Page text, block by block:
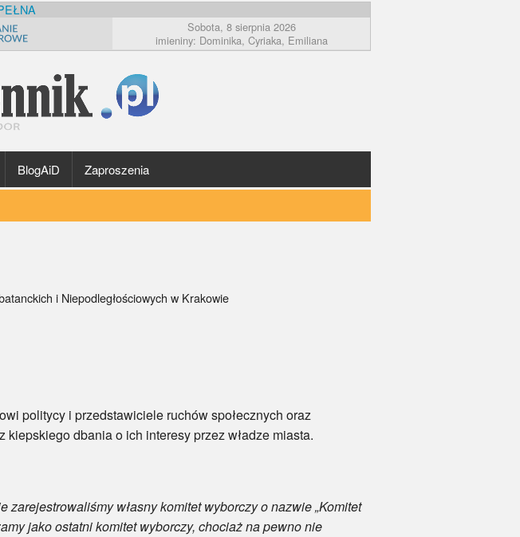
Sobota, 8 sierpnia 2026
imieniny: Dominika, Cyriaka, Emiliana
BlogAiD Zaproszenia
i Niepodległościowych w Krakowie
i przedstawiciele ruchów społecznych oraz
dbania o ich interesy przez władze miasta.
własny komitet wyborczy o nazwie „Komitet
jako ostatni komitet wyborczy, chociaż na pewno nie